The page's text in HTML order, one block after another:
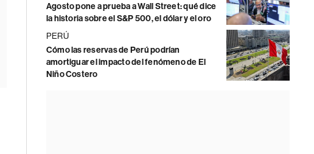
Agosto pone a prueba a Wall Street: qué dice
la historia sobre el S&P 500, el dólar y el oro
PERÚ
Cómo las reservas de Perú podrían
amortiguar el impacto del fenómeno de El
Niño Costero